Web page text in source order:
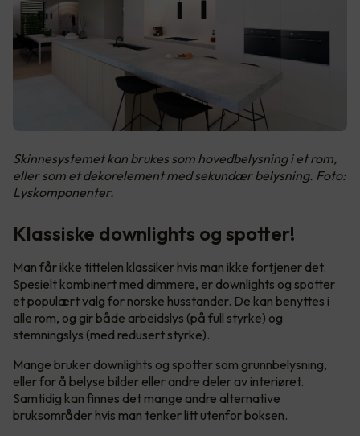
Skinnesystemet kan brukes som hovedbelysning i et rom,
eller som et dekorelement med sekundær belysning. Foto:
Lyskomponenter.
Klassiske downlights og spotter!
Man får ikke tittelen klassiker hvis man ikke fortjener det.
Spesielt kombinert med dimmere, er downlights og spotter
et populært valg for norske husstander. De kan benyttes i
alle rom, og gir både arbeidslys (på full styrke) og
stemningslys (med redusert styrke).
Mange bruker downlights og spotter som grunnbelysning,
eller for å belyse bilder eller andre deler av interiøret.
Samtidig kan finnes det mange andre alternative
bruksområder hvis man tenker litt utenfor boksen.